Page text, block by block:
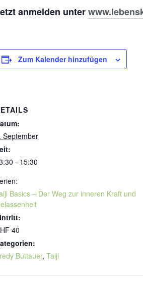
anmelden unter
Zum Kalender hinzufügen
September
- 15:30
Basics – Der Weg zur inneren Kraft und
40
Buttauer, Taiji